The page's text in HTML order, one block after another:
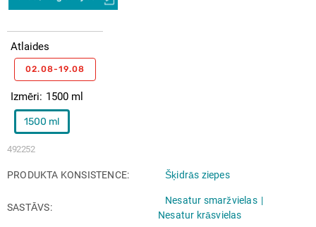
492252
Izmēri 1500 ml
1500 ml
Atlaides
02.08-19.08
PRODUKTA KONSISTENCE Šķidrās ziepes
SASTĀVS
Nesatur smaržvielas
Nesatur krāsvielas